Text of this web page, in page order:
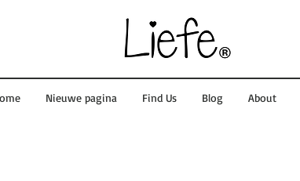
Nieuwe pagina Find Us Blog About